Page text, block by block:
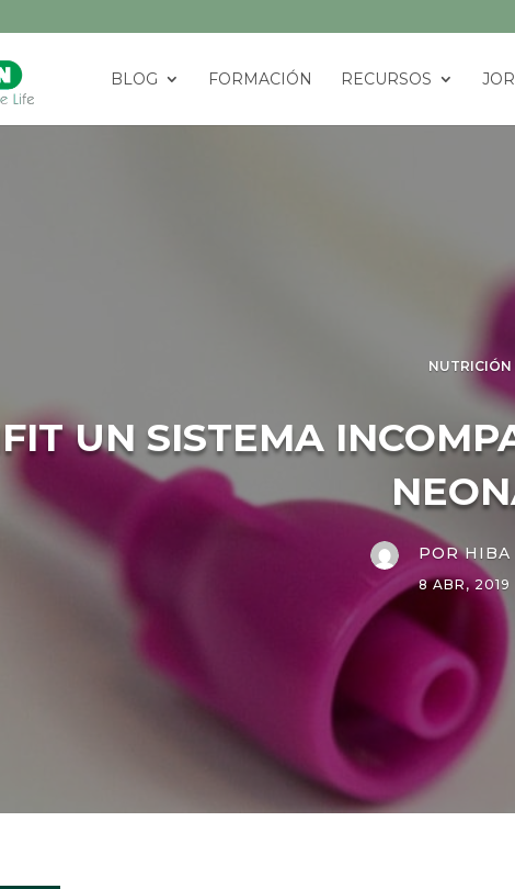
BLOG FORMACIÓN RECURSOS
NUTRICIÓN
UN SISTEMA
PORHIBA
8 ABR, 2019